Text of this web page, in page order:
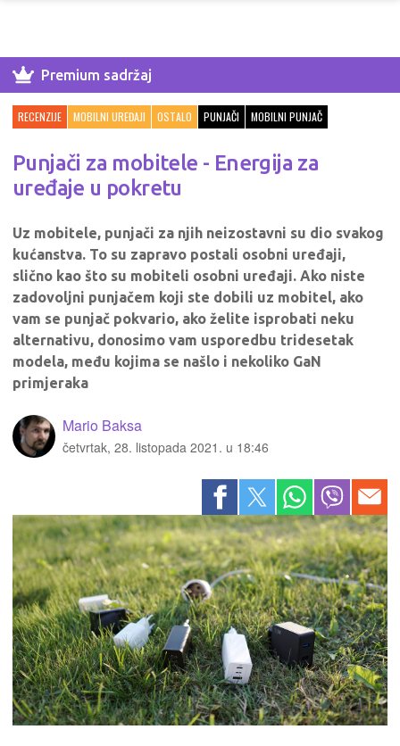
Premium sadržaj
RECENZIJE MOBILNI UREĐAJI OSTALO PUNJAČI MOBILNI PUNJAČ
Punjači za mobitele - Energija za
uređaje u pokretu
Uz mobitele, punjači za njih neizostavni su dio svakog
kućanstva. To su zapravo postali osobni uređaji,
slično kao što su mobiteli osobni uređaji. Ako niste
zadovoljni punjačem koji ste dobili uz mobitel, ako
vam se punjač pokvario, ako želite isprobati neku
alternativu, donosimo vam usporedbu tridesetak
modela, među kojima se našlo i nekoliko GaN
primjeraka
Mario Baksa
četvrtak, 28. listopada 2021. u 18:46